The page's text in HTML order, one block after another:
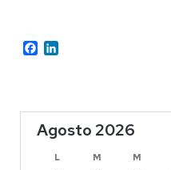
Facebook
Agosto 2026
L M M